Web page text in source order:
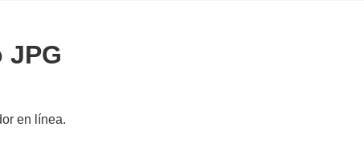
JPG
en línea.